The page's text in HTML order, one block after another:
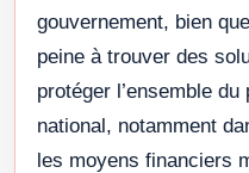
gouvernement, bien
peine à trouver des
protéger l’ensemble
national, notamment
les moyens financiers